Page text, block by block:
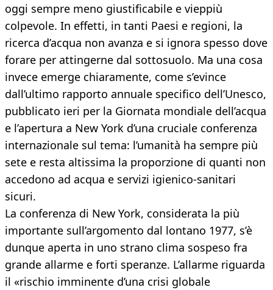
oggi sempre meno giustificabile e vieppiù
colpevole. In effetti, in tanti Paesi e regioni, la
ricerca d’acqua non avanza e si ignora spesso dove
forare per attingerne dal sottosuolo. Ma una cosa
invece emerge chiaramente, come s’evince
dall’ultimo rapporto annuale specifico dell’Unesco,
pubblicato ieri per la Giornata mondiale dell’acqua
e l’apertura a New York d’una cruciale conferenza
internazionale sul tema: l’umanità ha sempre più
sete e resta altissima la proporzione di quanti non
accedono ad acqua e servizi igienico-sanitari
sicuri.
La conferenza di New York, considerata la più
importante sull’argomento dal lontano 1977, s’è
dunque aperta in uno strano clima sospeso fra
grande allarme e forti speranze. L’allarme riguarda
il «rischio imminente d’una crisi globale